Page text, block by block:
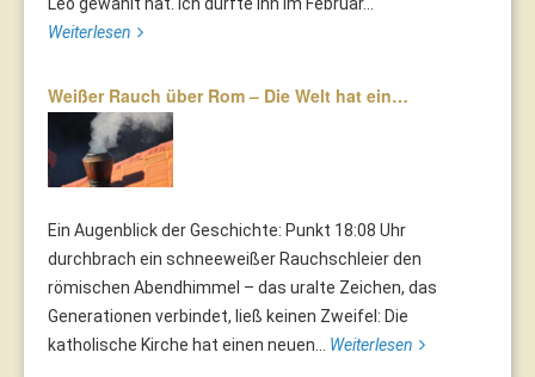
Weiterlesen
Weißer Rauch über Rom – Die Welt hat ein…
Ein Augenblick der Geschichte: Punkt 18:08 Uhr
durchbrach ein schneeweißer Rauchschleier den
römischen Abendhimmel – das uralte Zeichen, das
Generationen verbindet, ließ keinen Zweifel: Die
katholische Kirche hat einen neuen... Weiterlesen